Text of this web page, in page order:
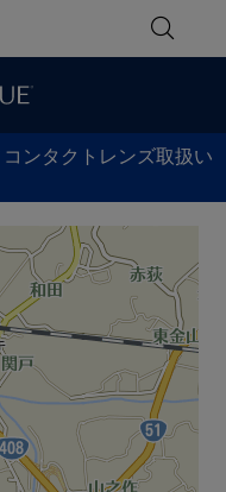
コンタクトレンズ取扱い